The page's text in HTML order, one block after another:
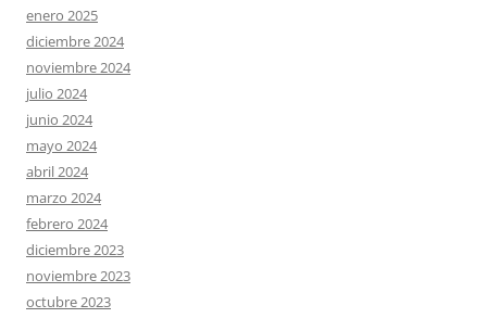
enero 2025
diciembre 2024
noviembre 2024
julio 2024
junio 2024
mayo 2024
abril 2024
marzo 2024
febrero 2024
diciembre 2023
noviembre 2023
octubre 2023